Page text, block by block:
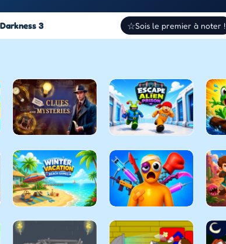
Darkness 3 ☆Sois le premier à noter !